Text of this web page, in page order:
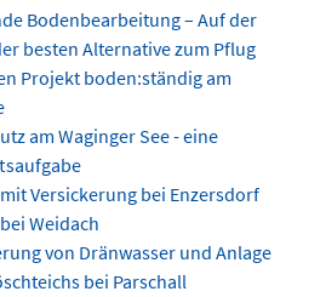
Bodenbearbeitung – Auf der
besten Alternative zum Pflug
Projekt boden:ständig am
am Waginger See - eine
Versickerung bei Enzersdorf
Weidach
von Dränwasser und Anlage
bei Parschall